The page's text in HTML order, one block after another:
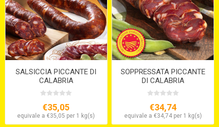
SALSICCIA PICCANTE DI
CALABRIA
€35,05
equivale a €35,05 per 1 kg(s)
SOPPRESSATA PICCANTE
DI CALABRIA
€34,74
equivale a €34,74 per 1 kg(s)